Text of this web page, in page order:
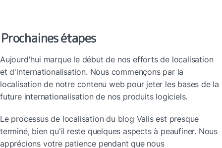
Prochaines étapes
Aujourd'hui marque le début de nos efforts de localisation
et d'internationalisation. Nous commençons par la
localisation de notre contenu web pour jeter les bases de la
future internationalisation de nos produits logiciels.
Le processus de localisation du blog Valis est presque
terminé, bien qu'il reste quelques aspects à peaufiner. Nous
apprécions votre patience pendant que nous